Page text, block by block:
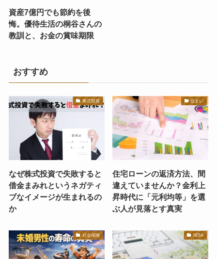
資産7億円でも節約を後
悔。優待生活の桐谷さんの
教訓と、お金の賞味期限
おすすめ
株式投資
なぜ株式投資で失敗すると
借金まみれというネガティ
ブなイメージが生まれるの
か
住まい
住宅ローンの返済方法、間
違えていませんか？金利上
昇時代に「元利均等」を選
ぶ人が見落とす真実
社会保険 NISA